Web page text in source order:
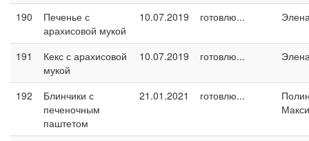
190
Печенье с
арахисовой мукой
10.07.2019 готовлю...
191
Кекс с арахисовой
мукой
10.07.2019 готовлю...
192
Блинчики с
печеночным
паштетом
21.01.2021 готовлю...